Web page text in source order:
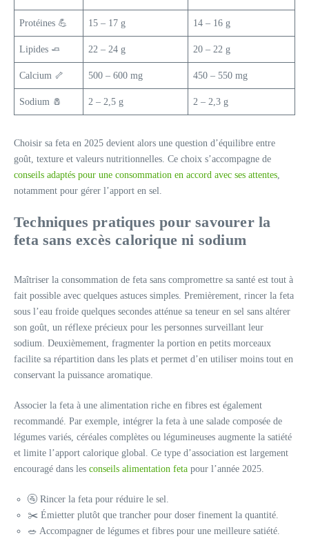
Protéines 💪 15 – 17 g 14 – 16 g
Lipides 🧈 22 – 24 g 20 – 22 g
Calcium 🦴 500 – 600 mg 450 – 550 mg
Sodium 🧂 2 – 2,5 g 2 – 2,3 g
Choisir sa feta en 2025 devient alors une question d’équilibre entre
goût, texture et valeurs nutritionnelles. Ce choix s’accompagne de
conseils adaptés pour une consommation en accord avec ses attentes,
notamment pour gérer l’apport en sel.
Techniques pratiques pour savourer la
feta sans excès calorique ni sodium
Maîtriser la consommation de feta sans compromettre sa santé est tout à
fait possible avec quelques astuces simples. Premièrement, rincer la feta
sous l’eau froide quelques secondes atténue sa teneur en sel sans altérer
son goût, un réflexe précieux pour les personnes surveillant leur
sodium. Deuxièmement, fragmenter la portion en petits morceaux
facilite sa répartition dans les plats et permet d’en utiliser moins tout en
conservant la puissance aromatique.
Associer la feta à une alimentation riche en fibres est également
recommandé. Par exemple, intégrer la feta à une salade composée de
légumes variés, céréales complètes ou légumineuses augmente la satiété
et limite l’apport calorique global. Ce type d’association est largement
encouragé dans les conseils alimentation feta pour l’année 2025.
🚰 Rincer la feta pour réduire le sel.
✂️ Émietter plutôt que trancher pour doser finement la quantité.
🥗 Accompagner de légumes et fibres pour une meilleure satiété.